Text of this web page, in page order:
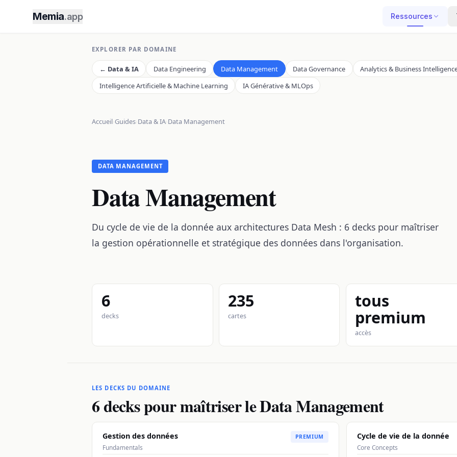
Memia.app Ressources
EXPLORER PAR DOMAINE
← Data & IA Data Engineering Data Management Data Governance
Analytics & Business
Intelligence Artificielle & Machine Learning
IA Générative & MLOps
Accueil Guides Data & IA Data Management
DATA MANAGEMENT
Data Management
Du cycle de vie de la donnée aux architectures Data Mesh : 6 decks pour maîtriser
la gestion opérationnelle et stratégique des données dans l'organisation.
6
decks
235
cartes
tous
premium
accès
LES DECKS DU DOMAINE
6 decks pour maîtriser le Data Management
Gestion des données PREMIUM
Fundamentals
Cycle de vie de la donnée
Core Concepts